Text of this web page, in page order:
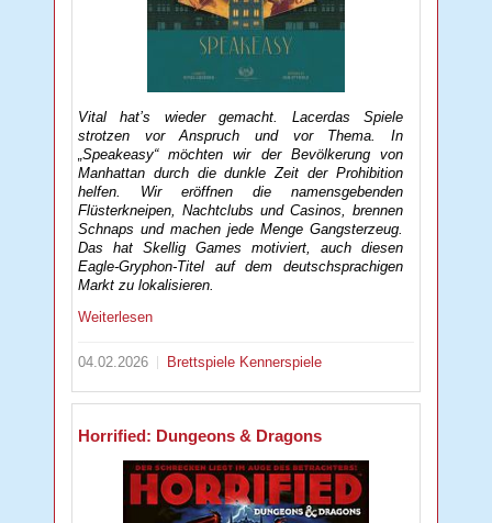
Vital hat’s wieder gemacht. Lacerdas Spiele
strotzen vor Anspruch und vor Thema. In
„Speakeasy“ möchten wir der Bevölkerung von
Manhattan durch die dunkle Zeit der Prohibition
helfen. Wir eröffnen die namensgebenden
Flüsterkneipen, Nachtclubs und Casinos, brennen
Schnaps und machen jede Menge Gangsterzeug.
Das hat Skellig Games motiviert, auch diesen
Eagle-Gryphon-Titel auf dem deutschsprachigen
Markt zu lokalisieren.
Weiterlesen
04.02.2026 Brettspiele Kennerspiele
Horrified: Dungeons & Dragons